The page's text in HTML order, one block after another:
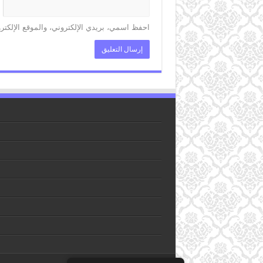
احفظ اسمي، بريدي الإلكتروني، والموقع